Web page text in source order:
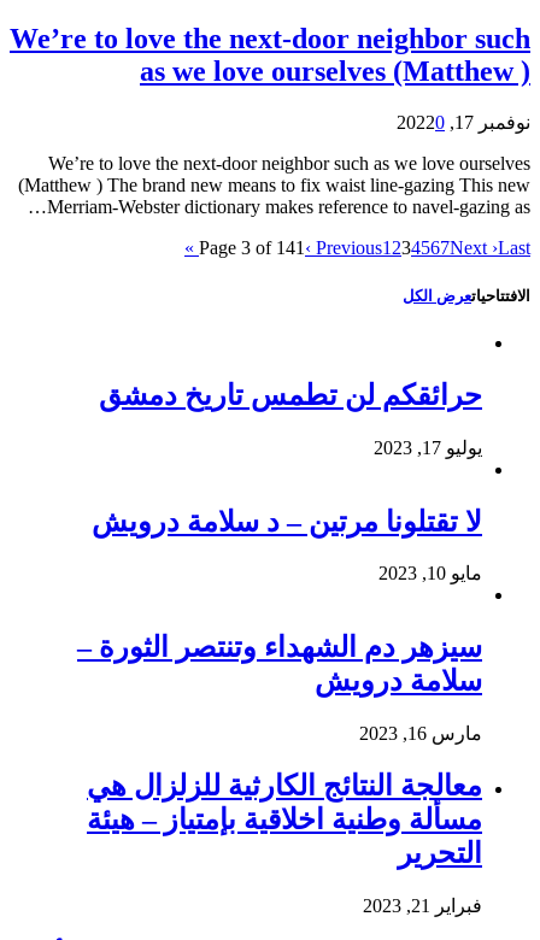
We’re to love the next-door neighbor such
as we love ourselves (Matthew )
نوفمبر 17, 2022
0
We’re to love the next-door neighbor such as we love ourselves
(Matthew ) The brand new means to fix waist line-gazing This new
Merriam-Webster dictionary makes reference to navel-gazing as…
Page 3 of 141‹ Previous1234567Next ›Last »
الافتتاحياتعرض الكل
حرائقكم لن تطمس تاريخ دمشق
يوليو 17, 2023
لا تقتلونا مرتين – د سلامة درويش
مايو 10, 2023
سيزهر دم الشهداء وتنتصر الثورة –
سلامة درويش
مارس 16, 2023
معالجة النتائج الكارثية للزلزال هي
مسألة وطنية اخلاقية بإمتياز – هيئة
التحرير
فبراير 21, 2023